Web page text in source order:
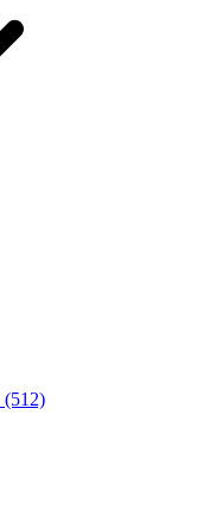
(512)